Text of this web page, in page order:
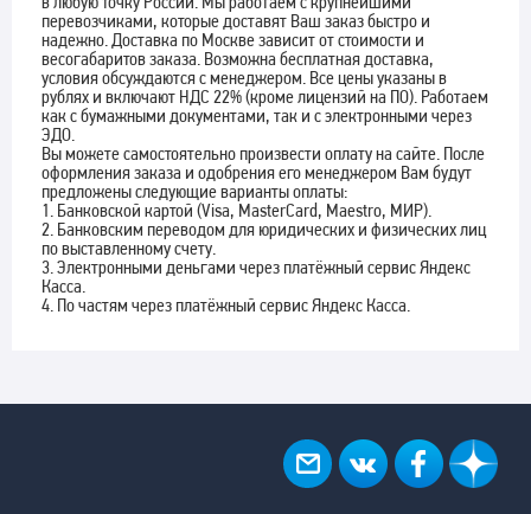
перевозчиками, которые доставят Ваш заказ быстро и
надежно. Доставка по Москве зависит от стоимости и
весогабаритов заказа. Возможна бесплатная доставка,
условия обсуждаются с менеджером. Все цены указаны в
рублях и включают НДС 22% (кроме лицензий на ПО). Работаем
как с бумажными документами, так и с электронными через
ЭДО.
Вы можете самостоятельно произвести оплату на сайте. После
оформления заказа и одобрения его менеджером Вам будут
предложены следующие варианты оплаты:
1. Банковской картой (Visa, MasterCard, Maestro, МИР).
2. Банковским переводом для юридических и физических лиц
по выставленному счету.
3. Электронными деньгами через платёжный сервис Яндекс
Касса.
4. По частям через платёжный сервис Яндекс Касса.